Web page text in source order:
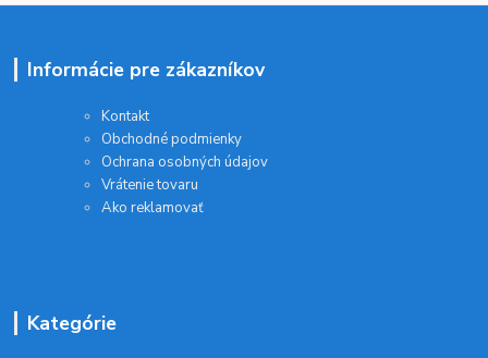
Informácie pre zákazníkov
Kontakt
Obchodné podmienky
Ochrana osobných údajov
Vrátenie tovaru
Ako reklamovať
Kategórie